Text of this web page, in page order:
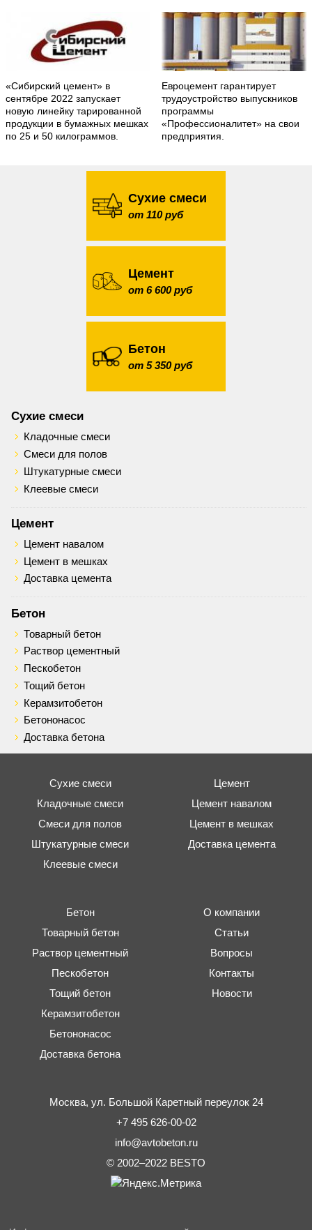
«Сибирский цемент» в
сентябре 2022 запускает
новую линейку тарированной
продукции в бумажных мешках
по 25 и 50 килограммов.
Евроцемент гарантирует
трудоустройство выпускников
программы
«Профессионалитет» на свои
предприятия.
Сухие смеси
от 110 руб
Цемент
от 6 600 руб
Бетон
от 5 350 руб
Сухие смеси
Кладочные смеси
Смеси для полов
Штукатурные смеси
Клеевые смеси
Цемент
Цемент навалом
Цемент в мешках
Доставка цемента
Бетон
Товарный бетон
Раствор цементный
Пескобетон
Тощий бетон
Керамзитобетон
Бетононасос
Доставка бетона
Сухие смеси
Кладочные смеси
Смеси для полов
Штукатурные смеси
Клеевые смеси
Цемент
Цемент навалом
Цемент в мешках
Доставка цемента
Бетон
Товарный бетон
Раствор цементный
Пескобетон
Тощий бетон
Керамзитобетон
Бетононасос
Доставка бетона
О компании
Статьи
Вопросы
Контакты
Новости
Москва, ул. Большой Каретный переулок 24
+7 495 626-00-02
info@avtobeton.ru
© 2002–2022 BESTO